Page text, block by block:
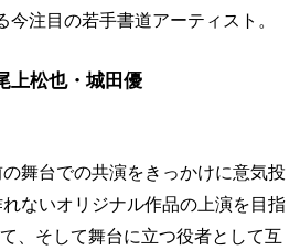
注⽬の若⼿書道アーティスト。
松也・城田優
舞台での共演をきっかけに意気投
ないオリジナル作品の上演を目指
、そして舞台に立つ役者として互